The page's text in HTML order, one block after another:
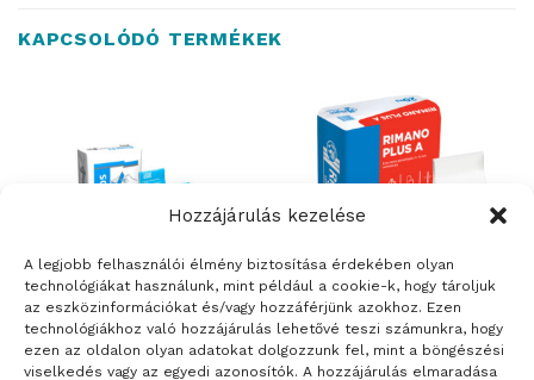
Hozzájárulás kezelése
A legjobb felhasználói élmény biztosítása érdekében olyan
technológiákat használunk, mint például a cookie-k, hogy tároljuk
az eszközinformációkat és/vagy hozzáférjünk azokhoz. Ezen
technológiákhoz való hozzájárulás lehetővé teszi számunkra, hogy
ezen az oldalon olyan adatokat dolgozzunk fel, mint a böngészési
viselkedés vagy az egyedi azonosítók. A hozzájárulás elmaradása
KAPCSOLÓDÓ TERMÉKEK
ÉPÍTŐANYAGOK
Rigips Rimano 0-3 –
nagyszilárdságú beltéri
ÉPÍTŐANYAGOK
Rigips Rimano Plus A – extra
fehér, univerzális